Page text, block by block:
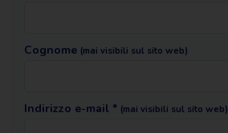
Cognome (mai visibili sul sito web)
Indirizzo e-mail * (mai visibili sul sito web)